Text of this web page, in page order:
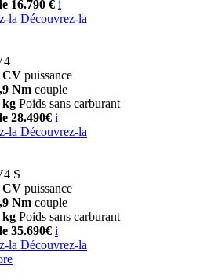
16.790 € i
la Découvrez-la
CV puissance
Nm couple
kg Poids sans carburant
28.490€ i
la Découvrez-la
S
CV puissance
Nm couple
kg Poids sans carburant
35.690€ i
la Découvrez-la